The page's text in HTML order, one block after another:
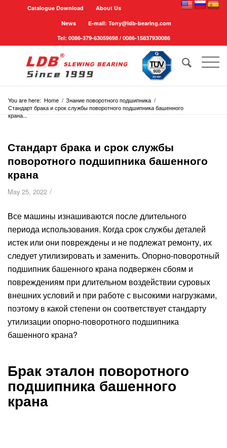
Catalogue Download
About Us
News
E-mail: Tony@ldb-bearing.com
Tel: 0086-379-63059698 / 0086-15837930086
You are here: Home / Знание поворотного подшипника /
Стандарт брака и срок службы поворотного подшипника башенного
крана...
Стандарт брака и срок службы
поворотного подшипника башенного
крана
May 25, 2022 /
Все машины изнашиваются после длительного
периода использования. Когда срок службы деталей
истек или они повреждены и не подлежат ремонту, их
следует утилизировать и заменить. Опорно-поворотный
подшипник башенного крана подвержен сбоям и
повреждениям при длительном воздействии суровых
внешних условий и при работе с высокими нагрузками,
поэтому в какой степени он соответствует стандарту
утилизации опорно-поворотного подшипника
башенного крана?
Брак эталон поворотного
подшипника башенного
крана